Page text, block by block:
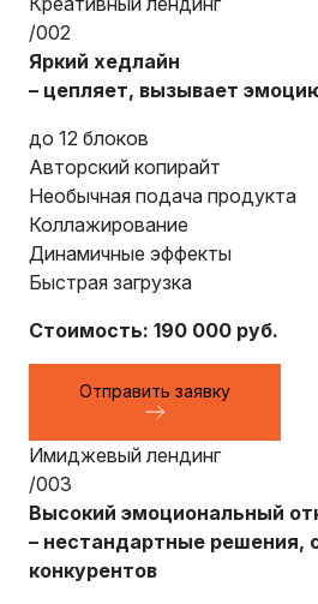
/002
Яркий хедлайн
– цепляет, вызывает
до 12 блоков
Авторский копирайт
Необычная подача продукта
Коллажирование
Динамичные эффекты
Быстрая загрузка
Стоимость: 190 000 руб.
Отправить заявку
Имиджевый лендинг
/003
Высокий эмоциональный
– нестандартные решения,
конкурентов